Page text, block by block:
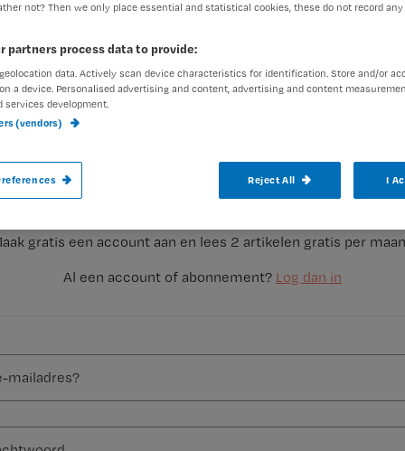
Wil je dit artikel lezen?
gratis een account aan en lees 2 artikelen gratis per
Al een account of abonnement? Log dan in
Wijkverpleegkundigen hebben er
gaat er gewerkt worden met
zijn de voor- en nadelen?
not? Then we only place essential and statistical cookies, these do not record
partners process data to provide:
data. Actively scan device characteristics for identification. Store and/or
a device. Personalised advertising and content, advertising and content
services development.
(vendors)
Reject All I